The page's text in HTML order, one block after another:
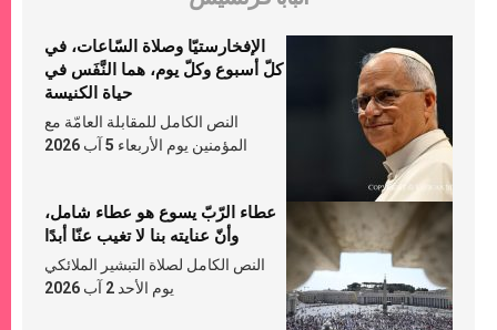
الإفخارستيّا وصلاة السّاعات، في
كلّ أسبوع وكلّ يوم، هما النَّفَس في
حياة الكنيسة
النص الكامل للمقابلة العامّة مع
المؤمنين يوم الأربعاء 5 آب 2026
عطاء الرّبّ يسوع هو عطاء شامل،
وأنّ عنايته بنا لا تغيب عنّا أبدًا
النص الكامل لصلاة التبشير الملائكي
يوم الأحد 2 آب 2026